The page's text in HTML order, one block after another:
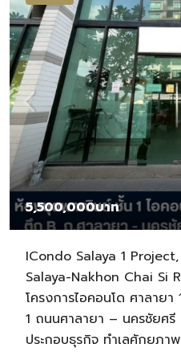
5,500,000บาท
ICondo Salaya 1
Salaya-Nakhon Chai Si
โครงการไอคอนโด ศาลา
1 ถนนศาลายา – นครชัยศรี
ประกอบธุรกิจ ทำเลศักยภา